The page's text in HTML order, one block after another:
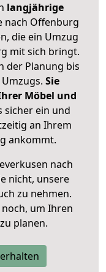
langjährige
nach Offenburg
die ein Umzug
mit sich bringt.
der Planung bis
Sie
Möbel und
sicher ein und
an Ihrem
ankommt.
nach
nicht, unsere
zu nehmen.
um Ihren
zu planen.